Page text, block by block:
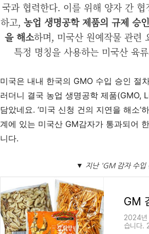
국과 협력한다. 이를 위해 양자 간
하고, 농업 생명공학 제품의 규제 승
을 해소하며, 미국산 원예작물 관련
특정 명칭을 사용하는 미국산 육
미국은 내내 한국의 GMO 수입 승인 절
러더니 결국 농업 생명공학 제품(GMO,
담았네요. ‘미국 신청 건의 지연을 해소’
계에 있는 미국산 GM감자가 통과되어
니다.
▼ 지난 'GM 감자 수입
2024년
습니다.